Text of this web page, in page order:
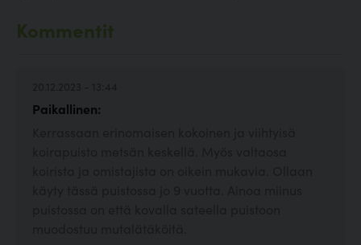
Kommentit
Paikallinen: